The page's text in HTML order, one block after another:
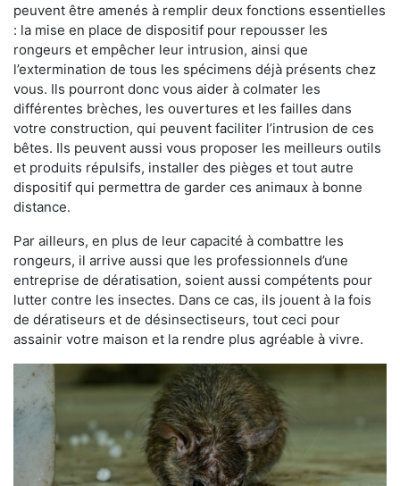
peuvent être amenés à remplir deux fonctions essentielles
: la mise en place de dispositif pour repousser les
rongeurs et empêcher leur intrusion, ainsi que
l’extermination de tous les spécimens déjà présents chez
vous. Ils pourront donc vous aider à colmater les
différentes brèches, les ouvertures et les failles dans
votre construction, qui peuvent faciliter l’intrusion de ces
bêtes. Ils peuvent aussi vous proposer les meilleurs outils
et produits répulsifs, installer des pièges et tout autre
dispositif qui permettra de garder ces animaux à bonne
distance.
Par ailleurs, en plus de leur capacité à combattre les
rongeurs, il arrive aussi que les professionnels d’une
entreprise de dératisation, soient aussi compétents pour
lutter contre les insectes. Dans ce cas, ils jouent à la fois
de dératiseurs et de désinsectiseurs, tout ceci pour
assainir votre maison et la rendre plus agréable à vivre.